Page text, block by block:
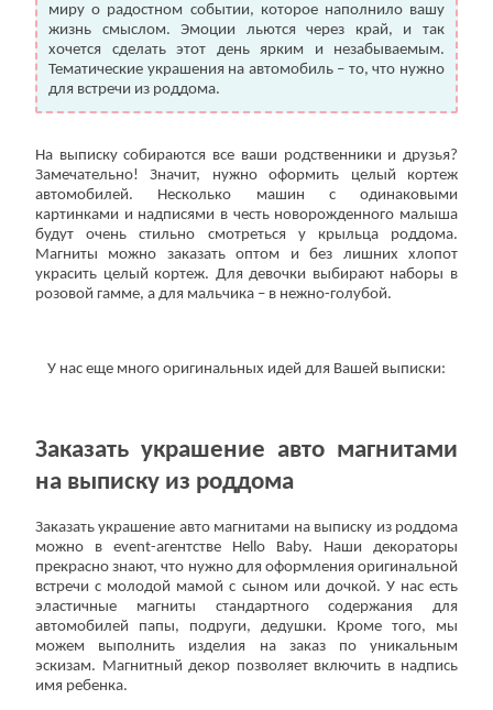
миру о радостном событии, которое наполнило вашу
жизнь смыслом. Эмоции льются через край, и так
хочется сделать этот день ярким и незабываемым.
Тематические украшения на автомобиль – то, что нужно
для встречи из роддома.
На выписку собираются все ваши родственники и друзья?
Замечательно! Значит, нужно оформить целый кортеж
автомобилей. Несколько машин с одинаковыми
картинками и надписями в честь новорожденного малыша
будут очень стильно смотреться у крыльца роддома.
Магниты можно заказать оптом и без лишних хлопот
украсить целый кортеж. Для девочки выбирают наборы в
розовой гамме, а для мальчика – в нежно-голубой.
У нас еще много оригинальных идей для Вашей выписки:
Заказать украшение авто магнитами
на выписку из роддома
Заказать украшение авто магнитами на выписку из роддома
можно в event-агентстве Hello Baby. Наши декораторы
прекрасно знают, что нужно для оформления оригинальной
встречи с молодой мамой с сыном или дочкой. У нас есть
эластичные магниты стандартного содержания для
автомобилей папы, подруги, дедушки. Кроме того, мы
можем выполнить изделия на заказ по уникальным
эскизам. Магнитный декор позволяет включить в надпись
имя ребенка.